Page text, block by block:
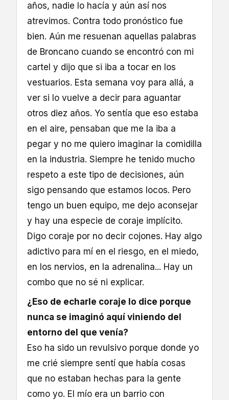
años, nadie lo hacía y aún así nos
atrevimos. Contra todo pronóstico fue
bien. Aún me resuenan aquellas palabras
de Broncano cuando se encontró con mi
cartel y dijo que si iba a tocar en los
vestuarios. Esta semana voy para allá, a
ver si lo vuelve a decir para aguantar
otros diez años. Yo sentía que eso estaba
en el aire, pensaban que me la iba a
pegar y no me quiero imaginar la comidilla
en la industria. Siempre he tenido mucho
respeto a este tipo de decisiones, aún
sigo pensando que estamos locos. Pero
tengo un buen equipo, me dejo aconsejar
y hay una especie de coraje implícito.
Digo coraje por no decir cojones. Hay algo
adictivo para mí en el riesgo, en el miedo,
en los nervios, en la adrenalina... Hay un
combo que no sé ni explicar.
¿Eso de echarle coraje lo dice porque
nunca se imaginó aquí viniendo del
entorno del que venía?
Eso ha sido un revulsivo porque donde yo
me crié siempre sentí que había cosas
que no estaban hechas para la gente
como yo. El mío era un barrio con